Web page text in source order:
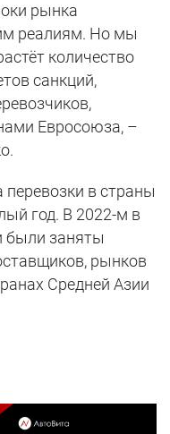
рынка
реалиям. Но мы
количество
санкций,
Евросоюза, –
перевозки в страны
год. В 2022-м в
были заняты
рынков
Средней Азии